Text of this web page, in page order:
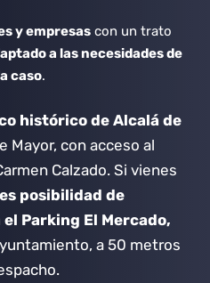
y empresascon un trato
a las necesidades de
caso.
histórico de Alcalá de
Mayor, con acceso al
Calzado.Si vienes
posibilidad de
Parking El Mercado,
a 50 metros